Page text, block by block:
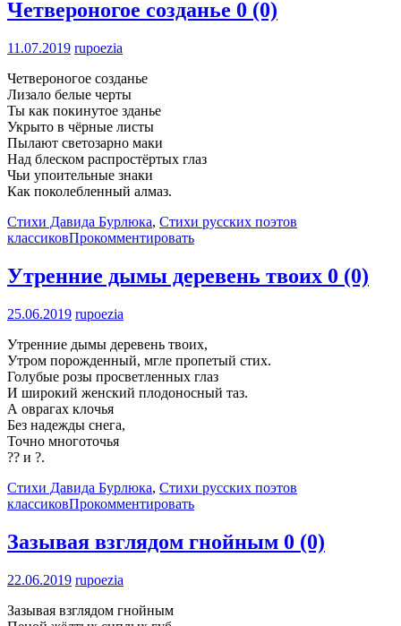
Четвероногое созданье 0 (0)
11.07.2019 rupoezia
Четвероногое созданье
Лизало белые черты
Ты как покинутое зданье
Укрыто в чёрные листы
Пылают светозарно маки
Над блеском распростёртых глаз
Чьи упоительные знаки
Как поколебленный алмаз.
Стихи Давида Бурлюка, Стихи русских поэтов
классиковПрокомментировать
Утренние дымы деревень твоих 0 (0)
25.06.2019 rupoezia
Утренние дымы деревень твоих,
Утром порожденный, мгле пропетый стих.
Голубые розы просветленных глаз
И широкий женский плодоносный таз.
А оврагах клочья
Без надежды снега,
Точно многоточья
?? и ?.
Стихи Давида Бурлюка, Стихи русских поэтов
классиковПрокомментировать
Зазывая взглядом гнойным 0 (0)
22.06.2019 rupoezia
Зазывая взглядом гнойным